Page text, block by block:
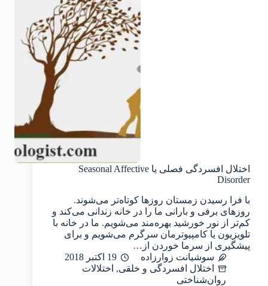
اختلال افسردگی فصلی یا Seasonal Affective
Disorder
با فرا رسیدن زمستان روزها کوتاه‌تر می‌شوند.
روزهای برفی و بارانی ما را در خانه زندانی می‌کند و
کم‌تر از نور خورشید بهره‌مند می‌شویم. ما در خانه با
تلویزیون یا کامپیوترمان سرگرم می‌شویم و برای
پیشگیری از سرما خوردن از…
سوشیانت زوارزاده
19 اکتبر 2018
اختلال افسردگی و خلقی, اختلالات
روان‌شناختی